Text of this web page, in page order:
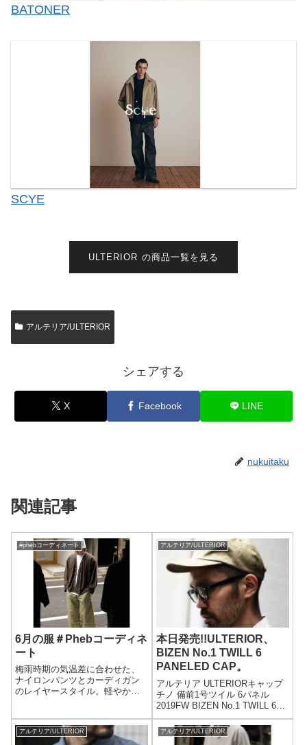
BATONER
SCYE
ULTERIOR の商品一覧を見る
アルテリア/ULTERIOR
シェアする
X Facebook LINE
nukuitaku
関連記事
#phebコーディネート
6月の服＃Phebコーディネ
ート
梅雨時期の気温差に合わせた、
ナイロンパンツとカーディガン
のレイヤースタイル。軽やかで
アルテリア/ULTERIOR
本日発売!!ULTERIOR、
BIZEN No.1 TWILL 6
PANELED CAP。
アルテリア ULTERIORキャップ
チノ 備前1号ツイル 6パネル
2019FW BIZEN No.1 TWILL 6
PANELED CAP MADE IN
JAPAN(ULHT01-
19C09U)PRICE:8,000yen+taxア
アルテリア/ULTERIOR アルテリア/ULTERIOR